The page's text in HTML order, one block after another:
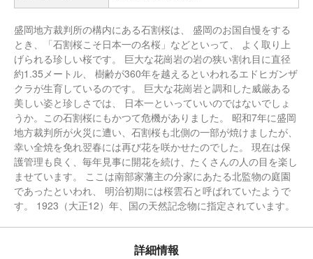
盛岡地方裁判所の構内にある石割桜は、 盛岡のお国自慢をする
とき、「石割桜こそ日本一の名桜」などといって、 よく取り上
げられる珍しい桜です。 巨大な花崗岩の岩の狭い割れ目に直径
約1.35メートル、 樹齢が360年を越えるといわれるエドヒガンザ
クラが生育しているのです。 巨大な花崗岩と調和した威厳ある
美しい姿と珍しさでは、 日本一といっていいのではないでしょ
うか。この石割桜にもかつて危機がありました。 昭和7年に盛岡
地方裁判所が火災に遭い、石割桜も北側の一部が焼けましたが、
幸い全焼を免れ翌春には再び花を咲かせたのでした。 現在は保
護管理も良く、毎年見事に開花を続け、たくさんの人の目を楽し
ませています。 ここは南部家藩主の分家にあたる北監物の庭園
であったといわれ、 明治初期には桜雲石と呼ばれていたようで
す。 1923（大正12）年、国の天然記念物に指定されています。
詳細情報